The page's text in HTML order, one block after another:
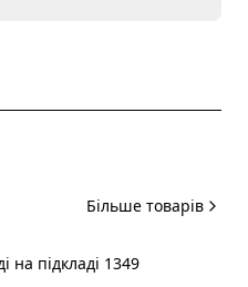
Більше товарів
на підкладі 1349